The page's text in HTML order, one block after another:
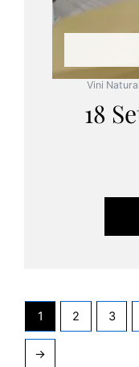
Vini
18
1 2 3
→